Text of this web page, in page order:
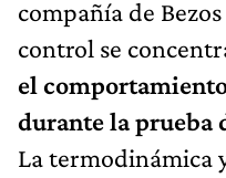
compañía de
control se
el
durante la prueba
La termodinámica